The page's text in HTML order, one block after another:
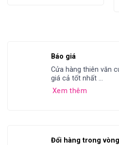
Báo giá
Cửa hàng thiên văn
giá cả tốt nhất ...
Xem thêm
Đổi hàng trong